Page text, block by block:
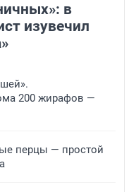
в
изувечил
200 жирафов —
перцы — простой